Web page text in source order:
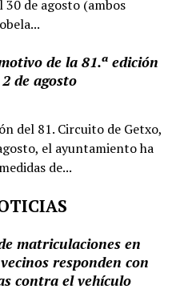
30 de agosto (ambos
de la 81.ª edición
de agosto
del 81. Circuito de Getxo,
el ayuntamiento ha
de...
matriculaciones en
responden con
contra el vehículo